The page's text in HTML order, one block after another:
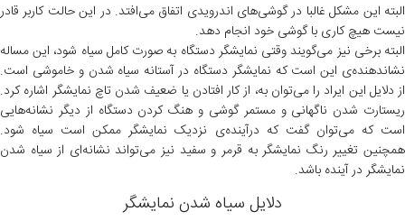
البته این مشکل غالبا در گوشی‌های اندرویدی اتفاق می‌افتد. در این حالت کاربر قادر
نیست هیچ کاری با گوشی خود انجام دهد.
البته برخی نیز می‌گویند وقتی نمایشگر دستگاه به‌ صورت کامل سیاه شود، این مساله
نشاندهنده‌ی این است که نمایشگر دستگاه در آستانه سیاه شدن و خاموشی است.
از دلایل این ایراد را می‌توان به، از کار افتادن یا ضعیف شدن تاچ نمایشگر اشاره کرد.
ریستارت شدن ناگهانی و مستمر گوشی و هنگ کردن دستگاه از دیگر نشانه‌هایی
است که می‌توان گفت که درآینده‌ی نزدیک نمایشگر ممکن است سیاه شود.
همچنین تغییر رنگ نمایشگر به قرمر و سفید نیز می‌تواند نشانه‌ای از سیاه شدن
نمایشگر در آینده باشد.
دلایل سیاه شدن نمایشگر